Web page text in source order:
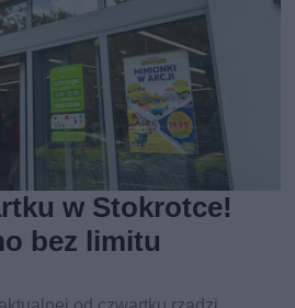
w Stokrotce!
bez limitu